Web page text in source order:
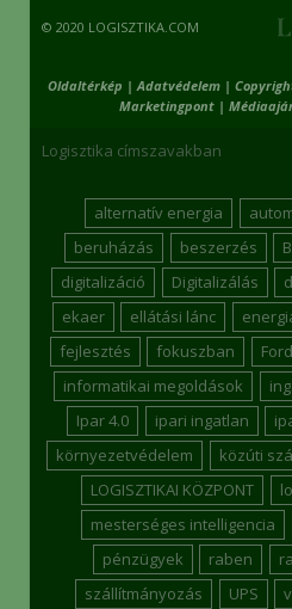
© 2020 LOGISZTIKA.COM
Oldaltérkép |Adatvédelem |
Marketingpont|
Logisztika címszavakban
alternatív energia
beruházás
beszerzés
digitalizáció
Digitalizálás
ekaer
ellátási lánc
fejlesztés
fokuszban Ford
informatikai megoldások
Ipar 4.0
ipari ingatlan
környezetvédelem
közúti
LOGISZTIKAI KÖZPONT
mesterséges intelligencia
pénzügyek
raben
szállítmányozás
UPS